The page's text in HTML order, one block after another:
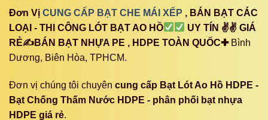
Đơn Vị CUNG CẤP BẠT CHE MÁI XẾP , BÁN BẠT CÁC
LOẠI - THI CÔNG LÓT BẠT AO HỒ
UY TÍN ✌✌ GIÁ
RẺ✍BÁN BẠT NHỰA PE , HDPE TOÀN QUỐC✚Bình
Dương, Biên Hòa, TPHCM.
Đơn vị chúng tôi chuyên cung cấp Bạt Lót Ao Hồ HDPE -
Bạt Chống Thấm Nước HDPE - phân phối bạt nhựa
HDPE giá rẻ.